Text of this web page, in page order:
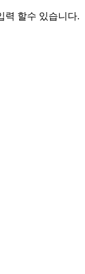
력 할수 있습니다.